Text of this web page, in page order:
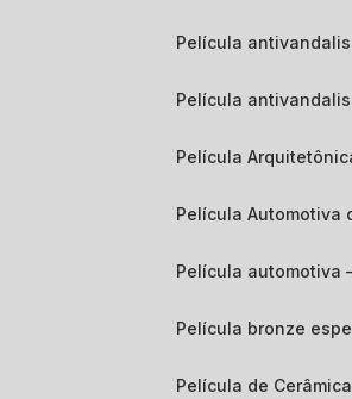
Película
Película
Película
Película
Película
Película bronze
Película de